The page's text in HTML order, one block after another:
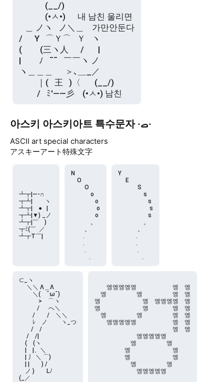
⠀⠀⠀⠀ (__/)⠀⠀⠀⠀⠀
⠀⠀⠀⠀ (•ㅅ•)⠀⠀내 남친 울리면
⠀＿ ノヽ⠀ノ＼＿⠀ 가만안둔다
/⠀️⠀Y⠀⌒Ｙ⌒⠀Ｙ⠀️ヽ
(⠀️⠀️⠀️(三ヽ人⠀⠀/⠀ ⠀|
|⠀️⠀️⠀️ﾉ⠀¯¯⠀￣￣ヽ ノ
ヽ＿＿＿⠀⠀＞､＿_／
⠀⠀⠀｜(⠀王⠀)〈⠀⠀ (__/)
⠀⠀⠀/⠀ﾐ'——彡⠀ (•ㅅ•) 남친
아스키 아스키아트 특수문자 ·ࡇ·
ASCII art special characters
アスキーアート特殊文字
┻┳|―-∩
┳┻|　　ヽ
┻┳|　●   |
┳┻|▼) _ノ
┻┳|￣　)
┳ﾐ(￣  ／
┻┳T￣|
N
O
O
o
o
o
o
。
。
.
.
.
.
Y
E
S
s
s
s
s
。
。
.
.
.
.
⊂_ヽ
＼＼ Λ＿Λ
＼(　ˇωˇ)
>　⌒ヽ
/ 　 へ＼
/　　/　＼＼
ﾚ　ノ　　 ヽ_つ
/　/
/　/|
(　(ヽ
|　|、＼
| 丿 ＼ ⌒)
| |　　) /
ノ )　　Lﾉ
(_／
엥엥엥엥엥　　　　　　엥　엥
엥　　　　　엥　　　　　엥　엥
엥　　　　　　　엥　엥엥엥엥　엥
엥　　　　　　　엥　　　　엥　엥
엥　　　　　엥　　　　　엥　엥
엥엥엥엥엥　　　　　　엥　엥
엥　엥
엥엥엥엥엥
엥　　　　　엥
엥　　　　　　　엥
엥　　　　　　　엥
엥　　　　　엥